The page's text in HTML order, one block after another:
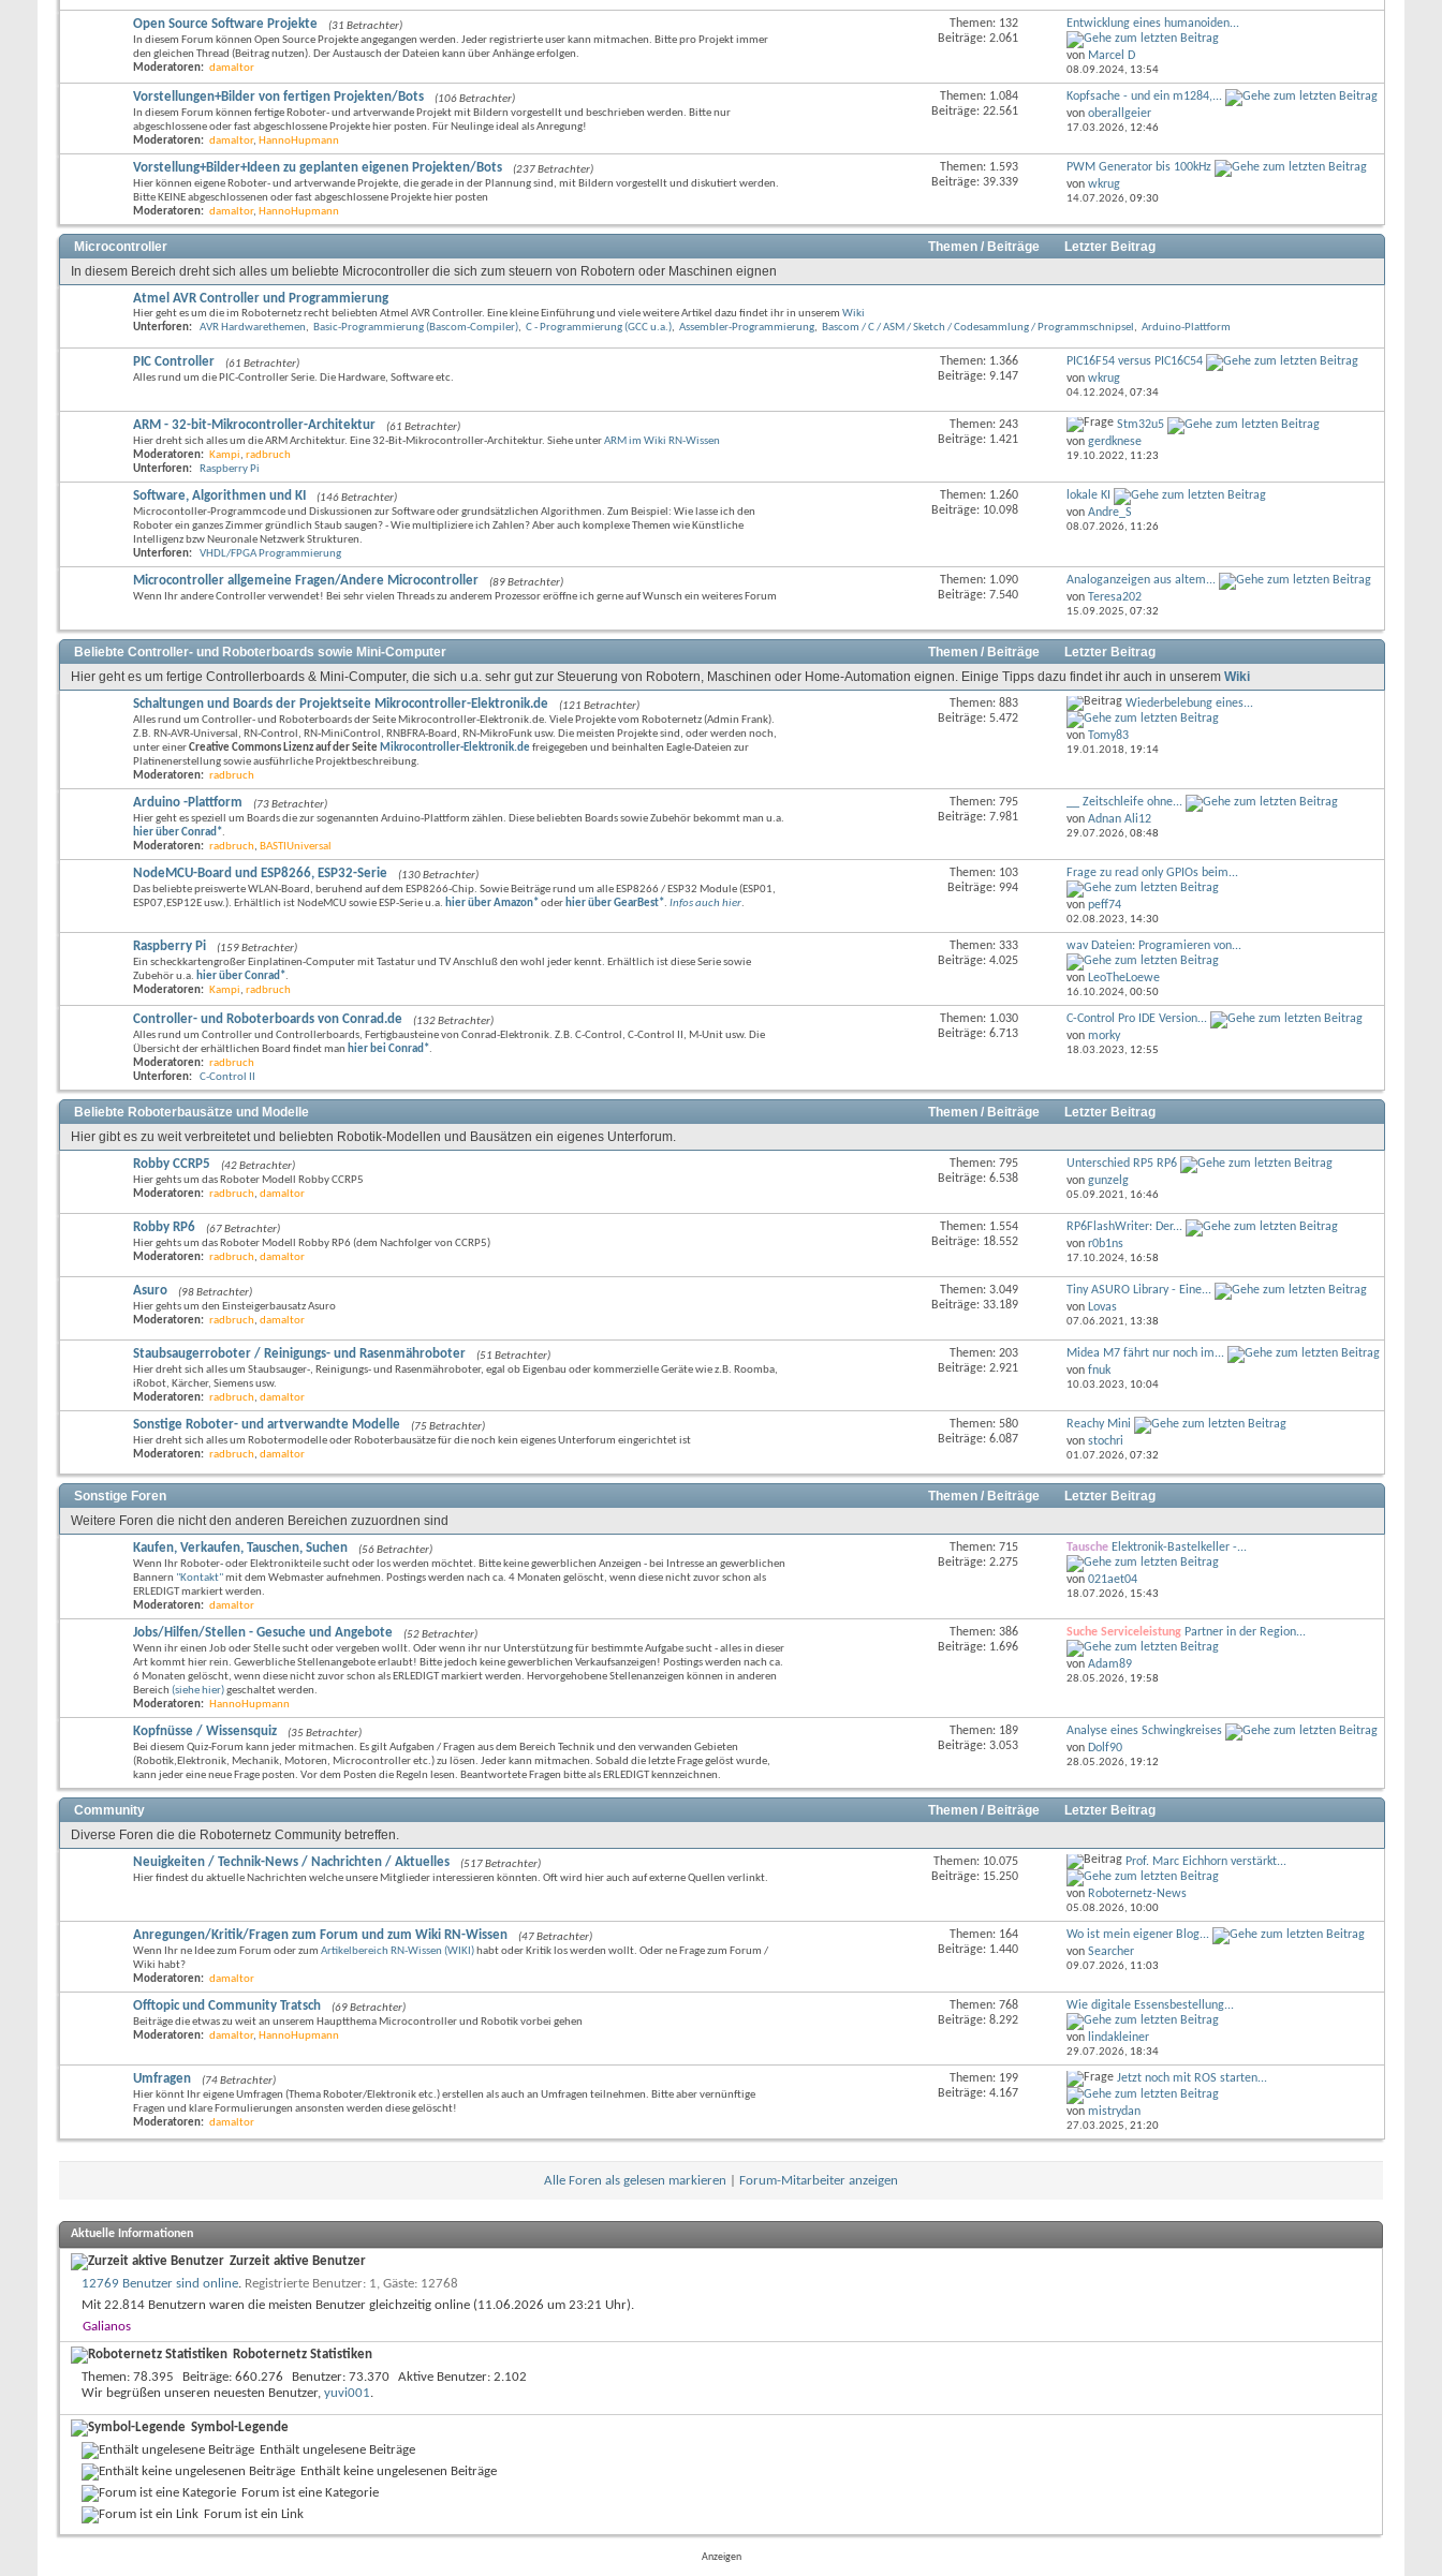
Forums
Open Source Software Projekte
(31 Betrachter)
In diesem Forum können Open Source Projekte angegangen werden. Jeder registrierte user kann mitmachen. Bitte pro Projekt immer
den gleichen Thread (Beitrag nutzen). Der Austausch der Dateien kann über Anhänge erfolgen.
Moderatoren: damaltor
Themen: 132
Beiträge: 2.061
Entwicklung eines humanoiden...
von Marcel D
08.09.2024, 13:54
Vorstellungen+Bilder von fertigen Projekten/Bots
(106 Betrachter)
In diesem Forum können fertige Roboter- und artverwande Projekt mit Bildern vorgestellt und beschrieben werden. Bitte nur
abgeschlossene oder fast abgeschlossene Projekte hier posten. Für Neulinge ideal als Anregung!
Moderatoren: damaltor, HannoHupmann
Themen: 1.084
Beiträge: 22.561
Kopfsache - und ein m1284,...
von oberallgeier
17.03.2026, 12:46
Vorstellung+Bilder+Ideen zu geplanten eigenen Projekten/Bots
(237 Betrachter)
Hier können eigene Roboter- und artverwande Projekte, die gerade in der Plannung sind, mit Bildern vorgestellt und diskutiert werden.
Bitte KEINE abgeschlossenen oder fast abgeschlossene Projekte hier posten
Moderatoren: damaltor, HannoHupmann
anzeigen
Themen: 1.593
Beiträge: 39.339
PWM Generator bis 100kHz
von wkrug
14.07.2026, 09:30
Microcontroller Themen / Beiträge
Letzter Beitrag
In diesem Bereich dreht sich alles um beliebte Microcontroller die sich zum steuern von Robotern oder Maschinen eignen
Atmel AVR Controller und Programmierung
Hier geht es um die im Roboternetz recht beliebten Atmel AVR Controller. Eine kleine Einführung und viele weitere Artikel dazu findet ihr in unserem Wiki
Unterforen:
AVR Hardwarethemen, Basic-Programmierung (Bascom-Compiler), C - Programmierung (GCC u.a.), Assembler-Programmierung, Bascom / C / ASM / Sketch / Codesammlung / Programmschnipsel, Arduino-Plattform
PIC Controller
(61 Betrachter)
Alles rund um die PIC-Controller Serie. Die Hardware, Software etc.
Forums
Themen: 1.366
Beiträge: 9.147
PIC16F54 versus PIC16C54
von wkrug
04.12.2024, 07:34
ARM - 32-bit-Mikrocontroller-Architektur
(61 Betrachter)
Hier dreht sich alles um die ARM Architektur. Eine 32-Bit-Mikrocontroller-Architektur. Siehe unterARM im Wiki RN-Wissen
Moderatoren: Kampi, radbruch
Unterforen:
Raspberry Pi
Themen: 243
Beiträge: 1.421
Stm32u5
von gerdknese
19.10.2022, 11:23
Software, Algorithmen und KI
(146 Betrachter)
Microcontoller-Programmcode und Diskussionen zur Software oder grundsätzlichen Algorithmen. Zum Beispiel: Wie lasse ich den
Roboter ein ganzes Zimmer gründlich Staub saugen? - Wie multipliziere ich Zahlen? Aber auch komplexe Themen wie Künstliche
Intelligenz bzw Neuronale Netzwerk Strukturen.
Unterforen:
VHDL/FPGA Programmierung
anzeigen
Themen: 1.260
Beiträge: 10.098
lokale KI
von Andre_S
08.07.2026, 11:26
Microcontroller allgemeine Fragen/Andere Microcontroller
(89 Betrachter)
Wenn Ihr andere Controller verwendet! Bei sehr vielen Threads zu anderem Prozessor eröffne ich gerne auf Wunsch ein weiteres Forum
Forums
Themen: 1.090
Beiträge: 7.540
Analoganzeigen aus altem...
von
Teresa202
15.09.2025, 07:32
Beliebte Controller- und Roboterboards sowie Mini-Computer Themen / Beiträge
Letzter Beitrag
Hier geht es um fertige Controllerboards & Mini-Computer, die sich u.a. sehr gut zur Steuerung von Robotern, Maschinen oder Home-Automation eignen. Einige Tipps dazu findet ihr auch in unserem Wiki
Schaltungen und Boards der Projektseite Mikrocontroller-Elektronik.de
(121 Betrachter)
Alles rund um Controller- und Roboterboards der Seite Mikrocontroller-Elektronik.de. Viele Projekte vom Roboternetz (Admin Frank).
Z.B. RN-AVR-Universal, RN-Control, RN-MiniControl, RNBFRA-Board, RN-MikroFunk usw. Die meisten Projekte sind, oder werden noch,
unter einerCreative Commons Lizenz auf der SeiteMikrocontroller-Elektronik.defreigegeben und beinhalten Eagle-Dateien zur
Platinenerstellung sowie ausführliche Projektbeschreibung.
Moderatoren: radbruch
Themen: 883
Beiträge: 5.472
Wiederbelebung eines...
von Tomy83
19.01.2018, 19:14
Arduino -Plattform
(73 Betrachter)
Hier geht es speziell um Boards die zur sogenannten Arduino-Plattform zählen. Diese beliebten Boards sowie Zubehör bekommt man u.a.
hier über Conrad*.
Moderatoren: radbruch, BASTIUniversal
Themen: 795
Beiträge: 7.981
__ Zeitschleife ohne...
von Adnan Ali12
29.07.2026, 08:48
NodeMCU-Board und ESP8266, ESP32-Serie
(130 Betrachter)
Das beliebte preiswerte WLAN-Board, beruhend auf dem ESP8266-Chip. Sowie Beiträge rund um alle ESP8266 / ESP32 Module (ESP01,
ESP07,ESP12E usw.). Erhältlich ist NodeMCU sowie ESP-Serie u.a. hier über Amazon*oderhier über GearBest*. Infos auch hier.
Themen: 103
Beiträge: 994
Frage zu read only GPIOs beim...
von peff74
02.08.2023, 14:30
Raspberry Pi
(159 Betrachter)
Ein scheckkartengroßer Einplatinen-Computer mit Tastatur und TV Anschluß den wohl jeder kennt. Erhältlich ist diese Serie sowie
Zubehör u.a. hier über Conrad*.
Moderatoren: Kampi, radbruch
Themen: 333
Beiträge: 4.025
wav Dateien: Programieren von...
von LeoTheLoewe
16.10.2024, 00:50
Controller- und Roboterboards von Conrad.de
(132 Betrachter)
Alles rund um Controller und Controllerboards, Fertigbausteine von Conrad-Elektronik. Z.B. C-Control, C-Control II, M-Unit usw. Die
Übersicht der erhältlichen Board findet man hier bei Conrad*.
Moderatoren: radbruch
Unterforen:
C-Control II
anzeigen
Themen: 1.030
Beiträge: 6.713
C-Control Pro IDE Version...
von morky
18.03.2023, 12:55
Beliebte Roboterbausätze und Modelle Themen / Beiträge
Letzter Beitrag
Hier gibt es zu weit verbreitetet und beliebten Robotik-Modellen und Bausätzen ein eigenes Unterforum.
Robby CCRP5
(42 Betrachter)
Hier gehts um das Roboter Modell Robby CCRP5
Moderatoren: radbruch, damaltor
Forums
Themen: 795
Beiträge: 6.538
Unterschied RP5 RP6
von gunzelg
05.09.2021, 16:46
Robby RP6
(67 Betrachter)
Hier gehts um das Roboter Modell Robby RP6 (dem Nachfolger von CCRP5)
Moderatoren: radbruch, damaltor
Forums
Themen: 1.554
Beiträge: 18.552
RP6FlashWriter: Der...
von r0b1ns
17.10.2024, 16:58
Asuro
(98 Betrachter)
Hier gehts um den Einsteigerbausatz Asuro
Moderatoren: radbruch, damaltor
Forums
Themen: 3.049
Beiträge: 33.189
Tiny ASURO Library - Eine...
von Lovas
07.06.2021, 13:38
Staubsaugerroboter / Reinigungs- und Rasenmähroboter
(51 Betrachter)
Hier dreht sich alles um Staubsauger-, Reinigungs- und Rasenmähroboter, egal ob Eigenbau oder kommerzielle Geräte wie z.B. Roomba,
iRobot, Kärcher, Siemens usw.
Moderatoren: radbruch, damaltor
Themen: 203
Beiträge: 2.921
Midea M7 fährt nur noch im...
von fnuk
10.03.2023, 10:04
Sonstige Roboter- und artverwandte Modelle
(75 Betrachter)
Hier dreht sich alles um Robotermodelle oder Roboterbausätze für die noch kein eigenes Unterforum eingerichtet ist
Moderatoren: radbruch, damaltor
Forums
Themen: 580
Beiträge: 6.087
Reachy Mini
von stochri
01.07.2026, 07:32
Sonstige Foren Themen / Beiträge
Letzter Beitrag
Weitere Foren die nicht den anderen Bereichen zuzuordnen sind
Kaufen, Verkaufen, Tauschen, Suchen
(56 Betrachter)
Wenn Ihr Roboter- oder Elektronikteile sucht oder los werden möchtet. Bitte keine gewerblichen Anzeigen - bei Intresse an gewerblichen
Bannern "Kontakt"mit dem Webmaster aufnehmen. Postings werden nach ca. 4 Monaten gelöscht, wenn diese nicht zuvor schon als
ERLEDIGT markiert werden.
Moderatoren: damaltor
anzeigen
Themen: 715
Beiträge: 2.275
Tausche Elektronik-Bastelkeller -...
von 021aet04
18.07.2026, 15:43
Jobs/Hilfen/Stellen - Gesuche und Angebote
(52 Betrachter)
Wenn ihr einen Job oder Stelle sucht oder vergeben wollt. Oder wenn ihr nur Unterstützung für bestimmte Aufgabe sucht - alles in dieser
Art kommt hier rein. Gewerbliche Stellenangebote erlaubt! Bitte jedoch keine gewerblichen Verkaufsanzeigen! Postings werden nach ca.
6 Monaten gelöscht, wenn diese nicht zuvor schon als ERLEDIGT markiert werden. Hervorgehobene Stellenanzeigen können in anderen
Bereich (siehe hier)geschaltet werden.
Moderatoren: HannoHupmann
Themen: 386
Beiträge: 1.696
Suche Serviceleistung Partner in der Region...
von Adam89
28.05.2026, 19:58
Kopfnüsse / Wissensquiz
(35 Betrachter)
Bei diesem Quiz-Forum kann jeder mitmachen. Es gilt Aufgaben / Fragen aus dem Bereich Technik und den verwanden Gebieten
(Robotik,Elektronik, Mechanik, Motoren, Microcontroller etc.) zu lösen. Jeder kann mitmachen. Sobald die letzte Frage gelöst wurde,
kann jeder eine neue Frage posten. Vor dem Posten die Regeln lesen. Beantwortete Fragen bitte als ERLEDIGT kennzeichnen.
anzeigen
Themen: 189
Beiträge: 3.053
Analyse eines Schwingkreises
von Dolf90
28.05.2026, 19:12
Community Themen / Beiträge
Letzter Beitrag
Diverse Foren die die Roboternetz Community betreffen.
Neuigkeiten / Technik-News / Nachrichten / Aktuelles
(517 Betrachter)
Hier findest du aktuelle Nachrichten welche unsere Mitglieder interessieren könnten. Oft wird hier auch auf externe Quellen verlinkt.
Themen: 10.075
Beiträge: 15.250
Prof. Marc Eichhorn verstärkt...
von Roboternetz-News
05.08.2026, 10:00
Anregungen/Kritik/Fragen zum Forum und zum Wiki RN-Wissen
(47 Betrachter)
Wenn Ihr ne Idee zum Forum oder zum Artikelbereich RN-Wissen (WIKI)habt oder Kritik los werden wollt. Oder ne Frage zum Forum /
Wiki habt?
Moderatoren: damaltor
Themen: 164
Beiträge: 1.440
Wo ist mein eigener Blog...
von Searcher
09.07.2026, 11:03
Offtopic und Community Tratsch
(69 Betrachter)
Beiträge die etwas zu weit an unserem Hauptthema Microcontroller und Robotik vorbei gehen
Moderatoren: damaltor, HannoHupmann
Themen: 768
Beiträge: 8.292
Wie digitale Essensbestellung...
von lindakleiner
29.07.2026, 18:34
Umfragen
(74 Betrachter)
Hier könnt Ihr eigene Umfragen (Thema Roboter/Elektronik etc.) erstellen als auch an Umfragen teilnehmen. Bitte aber vernünftige
Fragen und klare Formulierungen ansonsten werden diese gelöscht!
Moderatoren: damaltor
Themen: 199
Beiträge: 4.167
Jetzt noch mit ROS starten...
von mistrydan
27.03.2025, 21:20
Alle Foren als gelesen markieren Forum-Mitarbeiter anzeigen
Aktuelle Informationen
Zurzeit aktive Benutzer
12769 Benutzer sind online Registrierte Benutzer: 1, Gäste: 12768
Mit 22.814 Benutzern waren die meisten Benutzer gleichzeitig online (11.06.2026 um 23:21 Uhr).
Galianos
Roboternetz Statistiken
Themen 78.395 Beiträge 660.276 Benutzer 73.370 Aktive Benutzer 2.102
Wir begrüßen unseren neuesten Benutzer, yuvi001.
Symbol-Legende
Enthält ungelesene Beiträge
Enthält keine ungelesenen Beiträge
Forum ist eine Kategorie
Forum ist ein Link
Anzeigen